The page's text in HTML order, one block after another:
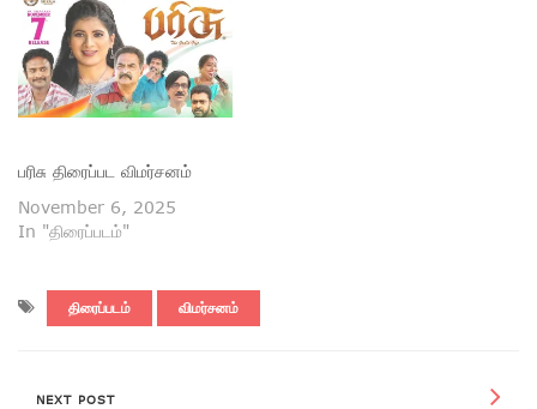
பரிசு திரைப்பட விமர்சனம்
November 6, 2025
In "திரைப்படம்"
திரைப்படம் விமர்சனம்
NEXT POST